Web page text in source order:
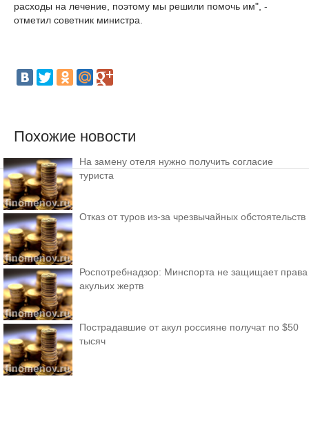
расходы на лечение, поэтому мы решили помочь им", -
отметил советник министра.
Похожие новости
На замену отеля нужно получить согласие
туриста
Отказ от туров из-за чрезвычайных обстоятельств
Роспотребнадзор: Минспорта не защищает права
акульих жертв
Пострадавшие от акул россияне получат по $50
тысяч